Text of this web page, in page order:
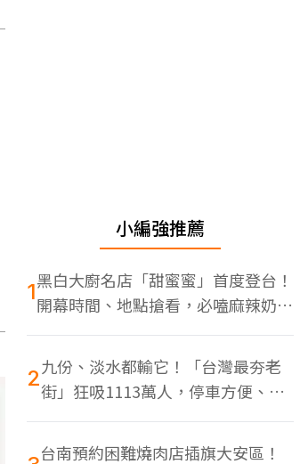
小編強推薦
1黑白大廚名店「甜蜜蜜」首度登台！
開幕時間、地點搶看，必嗑麻辣奶油
蝦
2九份、淡水都輸它！「台灣最夯老
街」狂吸1113萬人，停車方便、特
色美食多
台南預約困難燒肉店插旗大安區！